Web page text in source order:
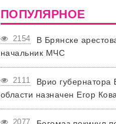
ПОПУЛЯРНОЕ
2154
В Брянске
начальник МЧС
2111
Врио губернатора
области назначен Егор
2077